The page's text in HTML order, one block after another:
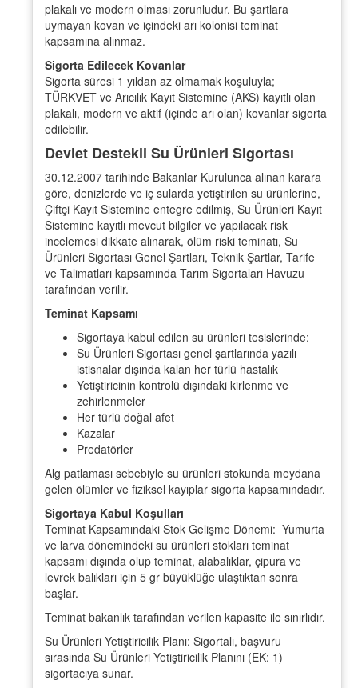
plakalı ve modern olması zorunludur. Bu şartlara
uymayan kovan ve içindeki arı kolonisi teminat
kapsamına alınmaz.
Sigorta Edilecek Kovanlar
Sigorta süresi 1 yıldan az olmamak koşuluyla;
TÜRKVET ve Arıcılık Kayıt Sistemine (AKS) kayıtlı olan
plakalı, modern ve aktif (içinde arı olan) kovanlar sigorta
edilebilir.
Devlet Destekli Su Ürünleri Sigortası
30.12.2007 tarihinde Bakanlar Kurulunca alınan karara
göre, denizlerde ve iç sularda yetiştirilen su ürünlerine,
Çiftçi Kayıt Sistemine entegre edilmiş, Su Ürünleri Kayıt
Sistemine kayıtlı mevcut bilgiler ve yapılacak risk
incelemesi dikkate alınarak, ölüm riski teminatı, Su
Ürünleri Sigortası Genel Şartları, Teknik Şartlar, Tarife
ve Talimatları kapsamında Tarım Sigortaları Havuzu
tarafından verilir.
Teminat Kapsamı
Sigortaya kabul edilen su ürünleri tesislerinde:
Su Ürünleri Sigortası genel şartlarında yazılı
istisnalar dışında kalan her türlü hastalık
Yetiştiricinin kontrolü dışındaki kirlenme ve
zehirlenmeler
Her türlü doğal afet
Kazalar
Predatörler
Alg patlaması sebebiyle su ürünleri stokunda meydana
gelen ölümler ve fiziksel kayıplar sigorta kapsamındadır.
Sigortaya Kabul Koşulları
Teminat Kapsamındaki Stok Gelişme Dönemi: Yumurta
ve larva dönemindeki su ürünleri stokları teminat
kapsamı dışında olup teminat, alabalıklar, çipura ve
levrek balıkları için 5 gr büyüklüğe ulaştıktan sonra
başlar.
Teminat bakanlık tarafından verilen kapasite ile sınırlıdır.
Su Ürünleri Yetiştiricilik Planı: Sigortalı, başvuru
sırasında Su Ürünleri Yetiştiricilik Planını (EK: 1)
sigortacıya sunar.